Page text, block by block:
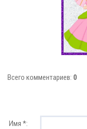
Всего комментариев: 0
Имя *: